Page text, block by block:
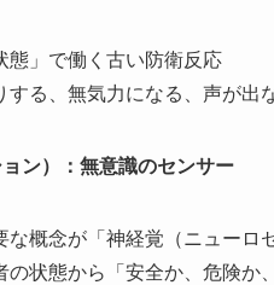
態」で働く古い防衛反応
する、無気力になる、声が出
ン）：無意識のセンサー
な概念が「神経覚（ニュー
の状態から「安全か、危険